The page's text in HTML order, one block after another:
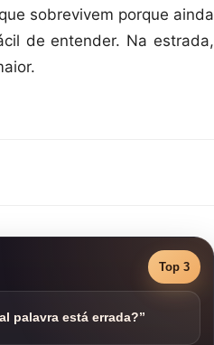
sobrevivem porque ainda
de entender. Na estrada,
Top 3
palavra está errada?”